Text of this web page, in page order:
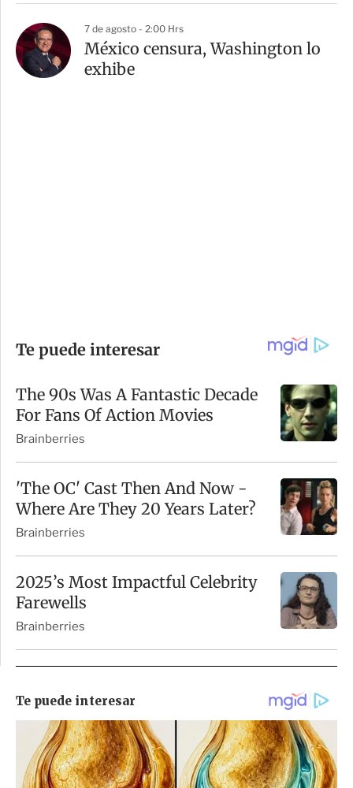
7 de agosto - 2:00 Hrs
México censura, Washington lo
exhibe